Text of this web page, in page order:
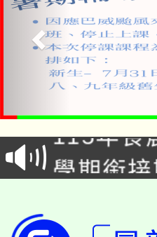
淨零綠
會
115年食
程
學期銜